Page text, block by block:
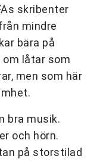
skribenter
mindre
bära på
om låtar som
men som här
bra musik.
och hörn.
på storstilad